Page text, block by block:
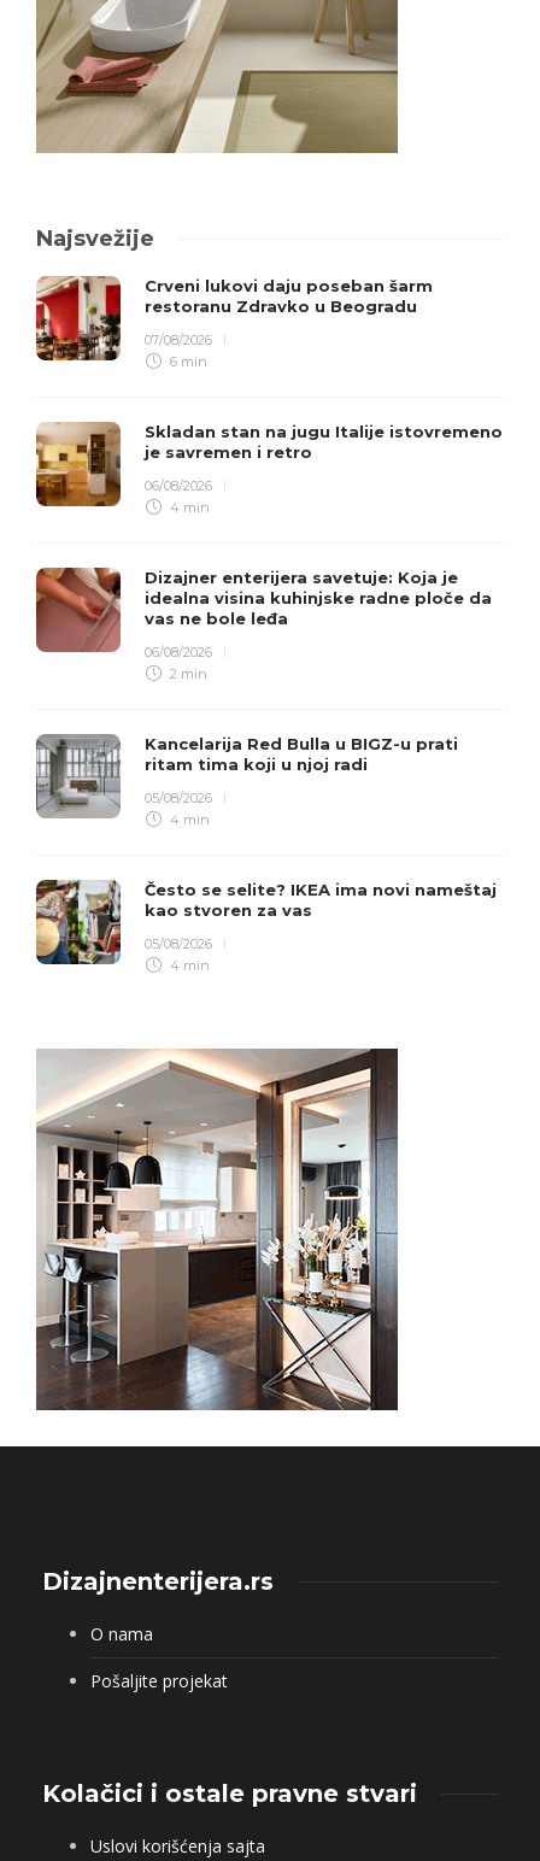
Najsvežije
Crveni lukovi daju poseban šarm
restoranu Zdravko u Beogradu
07/08/2026
6 min
Skladan stan na jugu Italije istovremeno
je savremen i retro
06/08/2026
4 min
Dizajner enterijera savetuje: Koja je
idealna visina kuhinjske radne ploče da
vas ne bole leđa
06/08/2026
2 min
Kancelarija Red Bulla u BIGZ-u prati
ritam tima koji u njoj radi
05/08/2026
4 min
Često se selite? IKEA ima novi nameštaj
kao stvoren za vas
05/08/2026
4 min
Dizajnenterijera.rs
O nama
Pošaljite projekat
Kolačici i ostale pravne stvari
Uslovi korišćenja sajta